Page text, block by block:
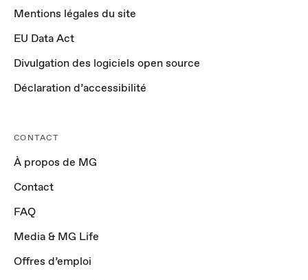
Mentions légales du site
EU Data Act
Divulgation des logiciels open source
Déclaration d’accessibilité
CONTACT
À propos de MG
Contact
FAQ
Media & MG Life
Offres d’emploi